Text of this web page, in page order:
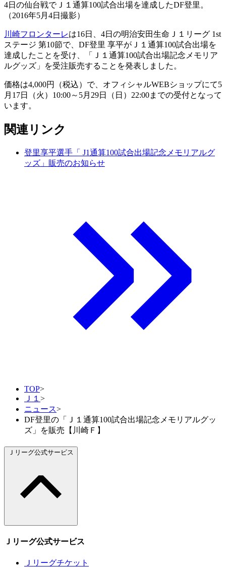
4日の仙台戦でＪ１通算100試合出場を達成したDF登里。
（2016年5月4日撮影）
川崎フロンターレは16日、4日の明治安田生命Ｊ１リーグ 1st
ステージ 第10節で、DF登里 享平がＪ１通算100試合出場を
達成したことを受け、「Ｊ１通算100試合出場記念メモリア
ルグッズ」を受注販売することを発表しました。
価格は4,000円（税込）で、オフィシャルWEBショップにて5
月17日（火）10:00～5月29日（日）22:00までの受付となって
います。
関連リンク
登里享平選手「 J1通算100試合出場記念メモリアルグ
ッズ」販売のお知らせ
TOP>
Ｊ１ >
ニュース>
DF登里の「Ｊ１通算100試合出場記念メモリアルグッ
ズ」を販売【川崎Ｆ】
Ｊリーグ公式サービス
Ｊリーグ公式サービス
Ｊリーグチケット